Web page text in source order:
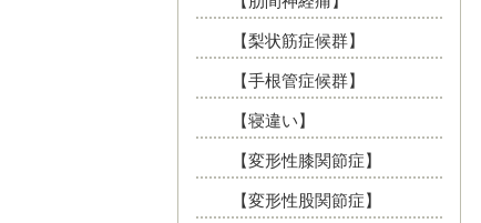
【梨状筋症候群】
【手根管症候群】
【寝違い】
【変形性膝関節症】
【変形性股関節症】